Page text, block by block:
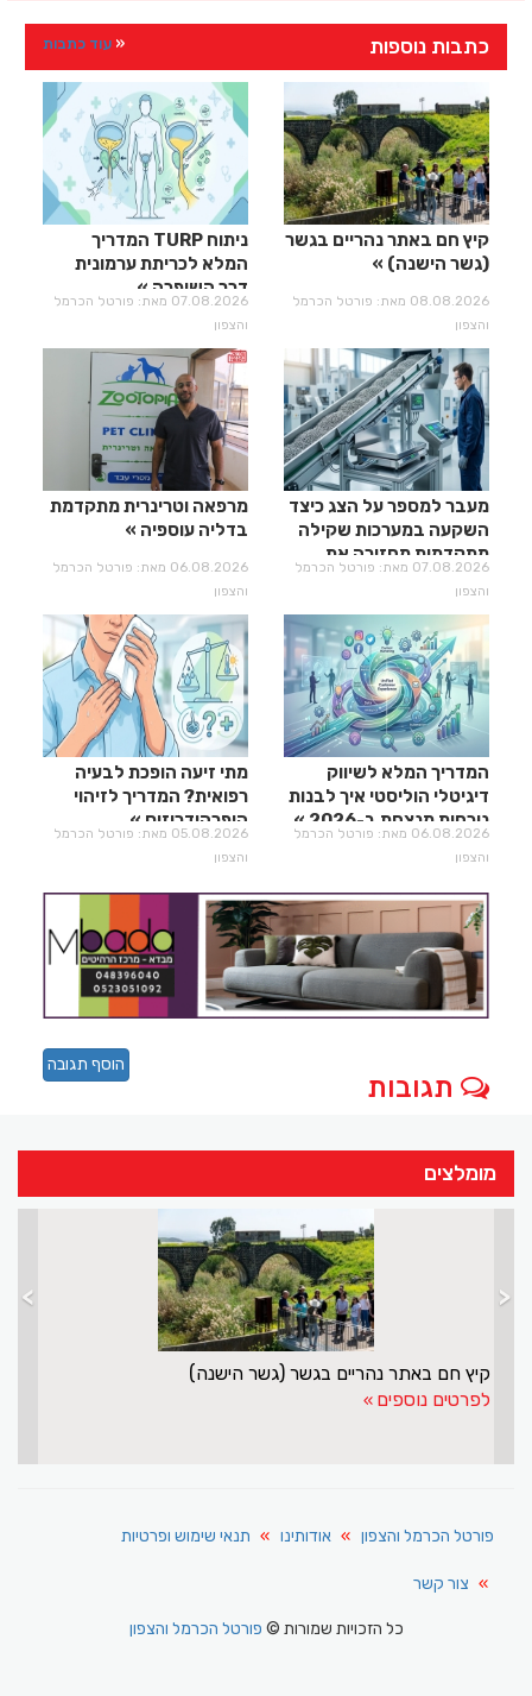
כתבות נוספות עוד כתבות
קיץ חם באתר נהריים בגשר
(גשר הישנה)
08.08.2026 מאת: פורטל הכרמל
והצפון
ניתוח TURP המדריך
המלא לכריתת ערמונית
דרך השופכה
07.08.2026 מאת: פורטל הכרמל
והצפון
מעבר למספר על הצג כיצד
השקעה במערכות שקילה
מתקדמות מחזירה את
עצמה?
07.08.2026 מאת: פורטל הכרמל
והצפון
מרפאה וטרינרית מתקדמת
בדליה עוספיה
06.08.2026 מאת: פורטל הכרמל
והצפון
המדריך המלא לשיווק
דיגיטלי הוליסטי איך לבנות
נוכחות מנצחת ב-2026
06.08.2026 מאת: פורטל הכרמל
והצפון
מתי זיעה הופכת לבעיה
רפואית? המדריך לזיהוי
היפרהידרוזיס
05.08.2026 מאת: פורטל הכרמל
והצפון
תגובות
הוסף תגובה
מומלצים
קיץ חם באתר נהריים בגשר (גשר הישנה)
לפרטים נוספים
> <
פורטל הכרמל והצפון אודותינו תנאי שימוש ופרטיות
צור קשר
כל הזכויות שמורות ©פורטל הכרמל והצפון